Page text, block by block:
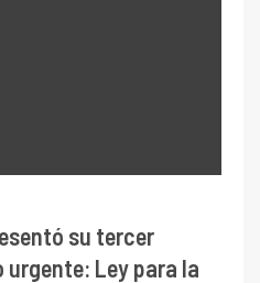
su tercer
Ley para la